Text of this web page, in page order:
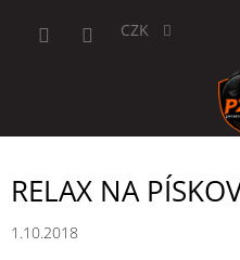
CZK
RELAX NA
1.10.2018